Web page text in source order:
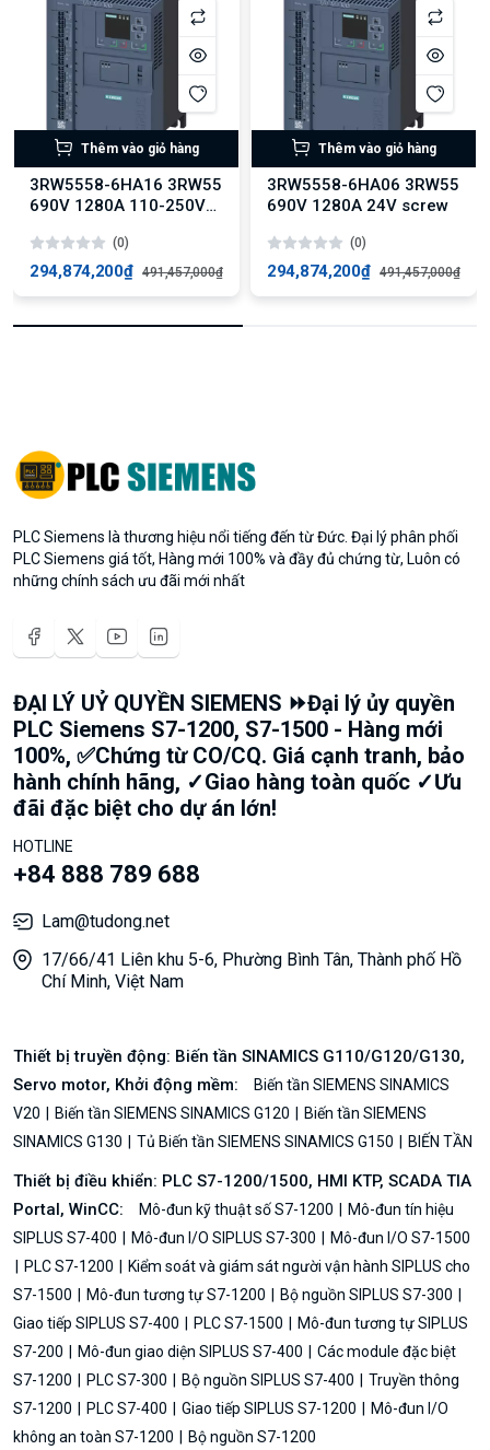
Thêm vào giỏ hàng
3RW5558-6HA16 3RW55
690V 1280A 110-250V
(0)
294,874,200₫ 491,457,000₫
Thêm vào giỏ hàng
3RW5558-6HA06 3RW55
690V 1280A 24V screw
(0)
294,874,200₫ 491,457,000₫
PLC Siemens là thương hiệu nổi tiếng đến từ Đức. Đại lý phân phối
PLC Siemens giá tốt, Hàng mới 100% và đầy đủ chứng từ, Luôn có
những chính sách ưu đãi mới nhất
ĐẠI LÝ UỶ QUYỀN SIEMENS ⏩Đại lý ủy quyền
PLC Siemens S7-1200, S7-1500 - Hàng mới
100%, ✅Chứng từ CO/CQ. Giá cạnh tranh, bảo
hành chính hãng, ✓Giao hàng toàn quốc ✓Ưu
đãi đặc biệt cho dự án lớn!
HOTLINE
+84 888 789 688
Lam@tudong.net
17/66/41 Liên khu 5-6, Phường Bình Tân, Thành phố Hồ
Chí Minh, Việt Nam
Thiết bị truyền động: Biến tần SINAMICS G110/G120/G130,
Servo motor, Khởi động mềm:
Biến tần SIEMENS SINAMICS
V20
Biến tần SIEMENS SINAMICS G120
Biến tần SIEMENS
SINAMICS G130
Tủ Biến tần SIEMENS SINAMICS G150 BIẾN TẦN
Thiết bị điều khiển: PLC S7-1200/1500, HMI KTP, SCADA TIA
Portal, WinCC:
Mô-đun kỹ thuật số S7-1200
Mô-đun tín hiệu
SIPLUS S7-400
Mô-đun I/O SIPLUS S7-300
Mô-đun I/O S7-1500
PLC S7-1200
Kiểm soát và giám sát người vận hành SIPLUS cho
S7-1500
Mô-đun tương tự S7-1200
Bộ nguồn SIPLUS S7-300
Giao tiếp SIPLUS S7-400
PLC S7-1500
Mô-đun tương tự SIPLUS
S7-200
Mô-đun giao diện SIPLUS S7-400
Các module đặc biệt
S7-1200
PLC S7-300 Bộ nguồn SIPLUS S7-400
Truyền thông
S7-1200
PLC S7-400 Giao tiếp SIPLUS S7-1200
Mô-đun I/O
không an toàn S7-1200
Bộ nguồn S7-1200